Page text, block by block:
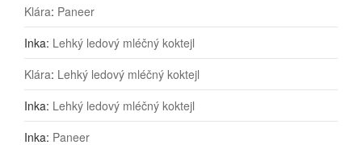
Klára: Paneer
Inka: Lehký ledový mléčný koktejl
Klára: Lehký ledový mléčný koktejl
Inka: Lehký ledový mléčný koktejl
Inka: Paneer